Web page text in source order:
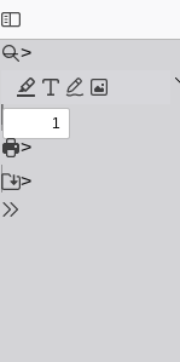
>
>
>